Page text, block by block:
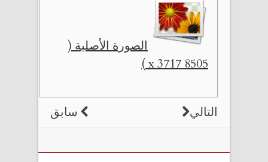
الصورة الأصلية (
8505 x 3717 )
سابق التالي